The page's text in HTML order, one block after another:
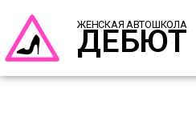
ЖЕНСКАЯ АВТОШКОЛА
ДЕБЮТ